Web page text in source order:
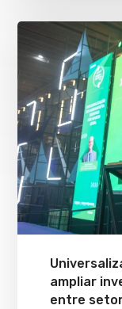
ampliar
entre